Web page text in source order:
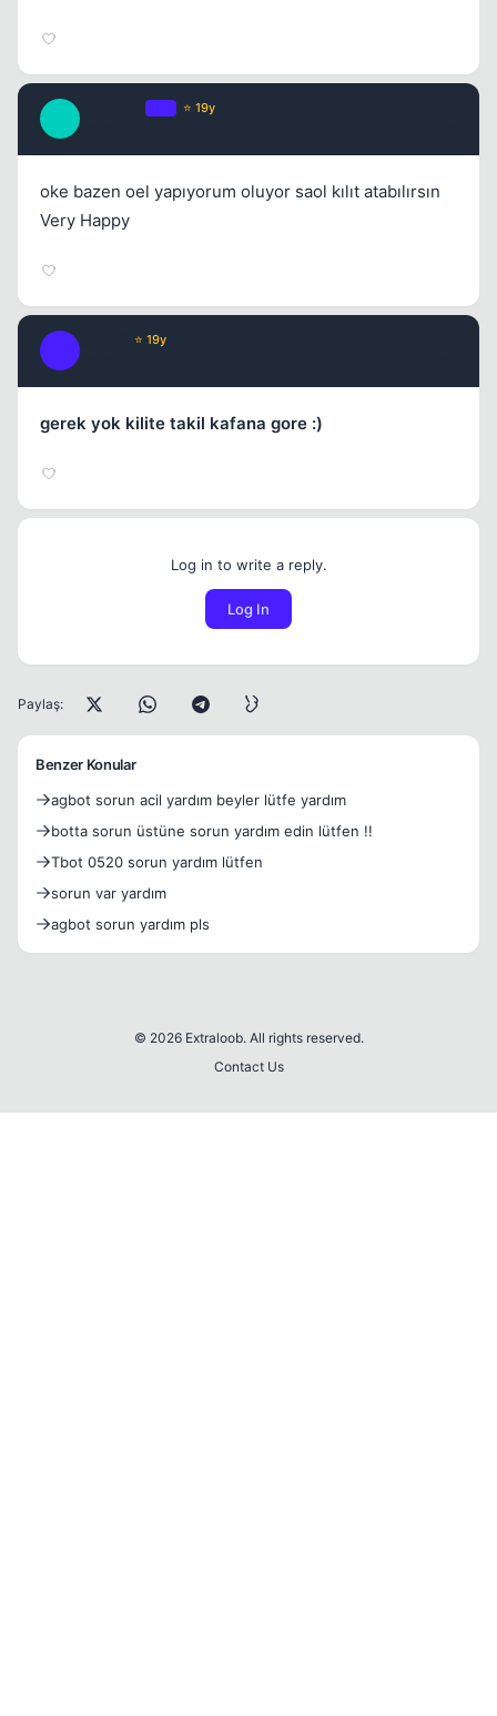
⭐ 19y
oke bazen oel yapıyorum oluyor saol kılıt atabılırsın
Very Happy
⭐ 19y
gerek yok kilite takil kafana gore :)
Log in to write a reply.
Log In
Paylaş:
Benzer Konular
agbot sorun acil yardım beyler lütfe yardım
botta sorun üstüne sorun yardım edin lütfen !!
Tbot 0520 sorun yardım lütfen
sorun var yardım
agbot sorun yardım pls
© 2026 Extraloob. All rights reserved.
Contact Us